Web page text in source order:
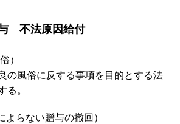
不法原因給付
）
の風俗に反する事項を目的とする法
る。
らない贈与の撤回）